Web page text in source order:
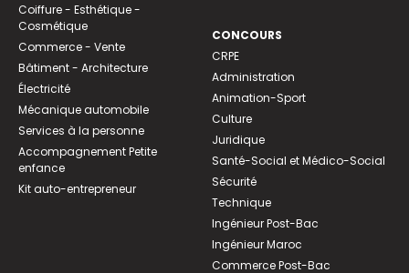
Coiffure - Esthétique -
Cosmétique
Commerce - Vente
Bâtiment - Architecture
Électricité
Mécanique automobile
Services à la personne
Accompagnement Petite
enfance
Kit auto-entrepreneur
CONCOURS
CRPE
Administration
Animation-Sport
Culture
Juridique
Santé-Social et Médico-Social
Sécurité
Technique
Ingénieur Post-Bac
Ingénieur Maroc
Commerce Post-Bac